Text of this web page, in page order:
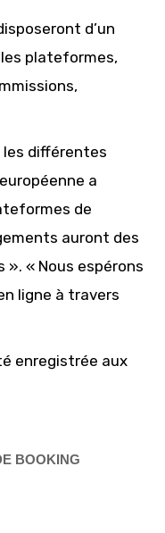
d’un
plateformes,
les différentes
a
de
auront des
« Nous espérons
ligne à travers
enregistrée aux
BOOKING